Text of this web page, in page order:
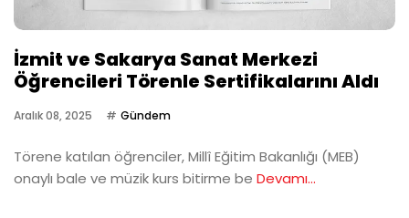
İzmit ve Sakarya Sanat Merkezi
Öğrencileri Törenle Sertifikalarını Aldı
Aralık 08, 2025 Gündem
Törene katılan öğrenciler, Millî Eğitim Bakanlığı (MEB)
onaylı bale ve müzik kurs bitirme be Devamı...